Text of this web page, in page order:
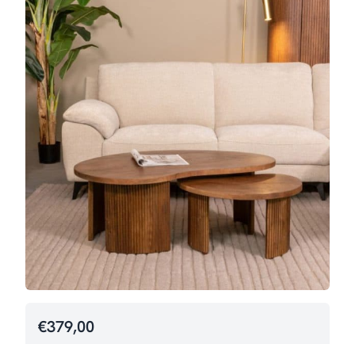
€379,00